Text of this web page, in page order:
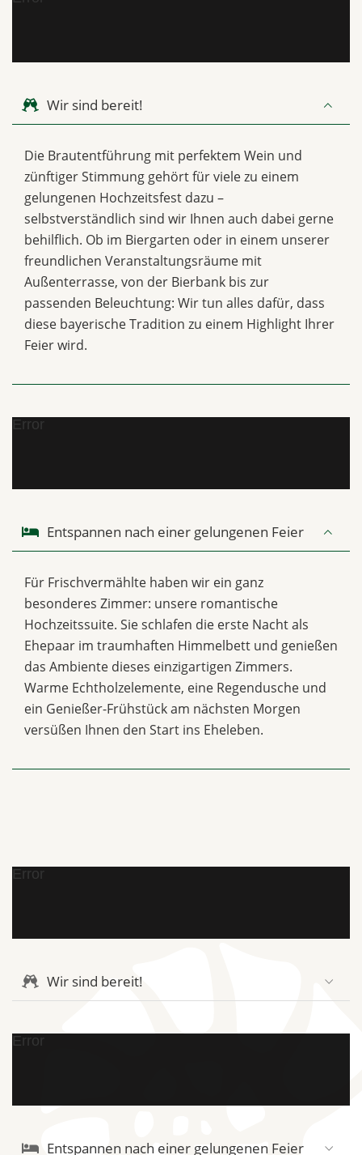
Wir sind bereit!
Die Brautentführung mit perfektem Wein und
zünftiger Stimmung gehört für viele zu einem
gelungenen Hochzeitsfest dazu –
selbstverständlich sind wir Ihnen auch dabei gerne
behilflich. Ob im Biergarten oder in einem unserer
freundlichen Veranstaltungsräume mit
Außenterrasse, von der Bierbank bis zur
passenden Beleuchtung: Wir tun alles dafür, dass
diese bayerische Tradition zu einem Highlight Ihrer
Feier wird.
Error
Entspannen nach einer gelungenen Feier
Für Frischvermählte haben wir ein ganz
besonderes Zimmer: unsere romantische
Hochzeitssuite. Sie schlafen die erste Nacht als
Ehepaar im traumhaften Himmelbett und genießen
das Ambiente dieses einzigartigen Zimmers.
Warme Echtholzelemente, eine Regendusche und
ein Genießer-Frühstück am nächsten Morgen
versüßen Ihnen den Start ins Eheleben.
Error
Wir sind bereit!
Error
Entspannen nach einer gelungenen Feier